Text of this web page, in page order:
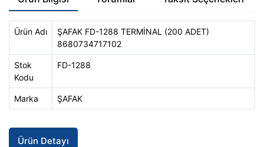
Ürün Adı
ŞAFAK FD-1288 TERMİNAL (200 ADET)
8680734717102
Stok
Kodu
FD-1288
Marka ŞAFAK
Ürün Detayı